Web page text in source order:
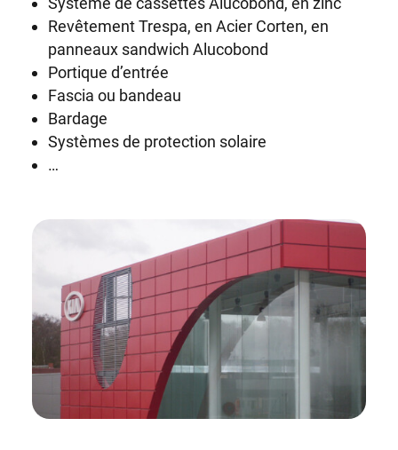
Revêtement Trespa, en Acier Corten, en
panneaux sandwich Alucobond
Portique d’entrée
Fascia ou bandeau
Bardage
Systèmes de protection solaire
…